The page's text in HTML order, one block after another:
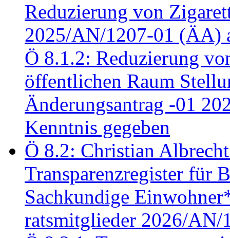
Reduzierung von
2025/AN/1207-01 (ÄA)
Ö 8.1.2: Reduzierung
öffentlichen Raum
Änderungsantrag -01
Kenntnis gegeben
Ö 8.2: Christian
Transparenzregister für
Sachkundige
ratsmitglieder 2026/AN/